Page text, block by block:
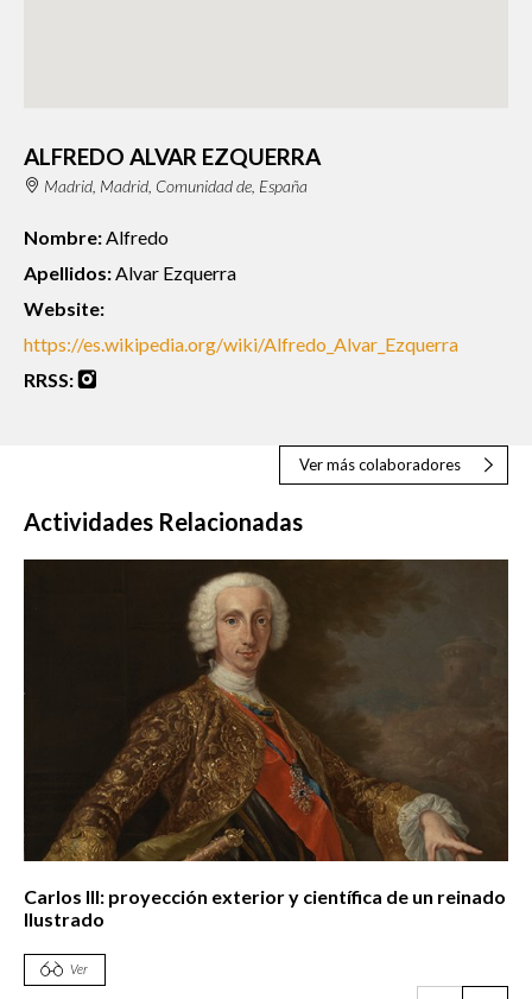
ALFREDO ALVAR EZQUERRA
Madrid, Madrid, Comunidad de, España
Nombre: Alfredo
Apellidos: Alvar Ezquerra
Website:
https://es.wikipedia.org/wiki/Alfredo_Alvar_Ezquerra
RRSS:
Ver más colaboradores
Actividades Relacionadas
Carlos III: proyección exterior y científica de un reinado
Ilustrado
Ver